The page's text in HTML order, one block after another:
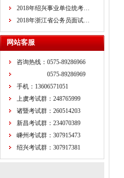
2018年绍兴事业单位统考…
2018年浙江省公务员面试…
网站客服
咨询热线：0575-89286966
0575-89286969
手机：13606571051
上虞考试群：248765999
诸暨考试群：260514203
新昌考试群：234070389
嵊州考试群：307915473
绍兴考试群：307917381